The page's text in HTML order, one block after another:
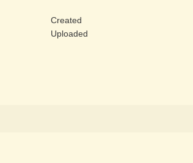
Created
Uploaded